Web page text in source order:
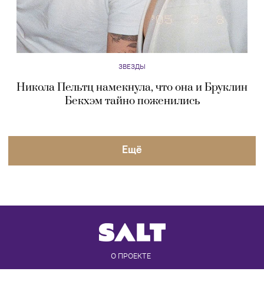
ЗВЕЗДЫ
Никола Пельтц намекнула, что она и Бруклин
Бекхэм тайно поженились
Eщё
О ПРОЕКТЕ